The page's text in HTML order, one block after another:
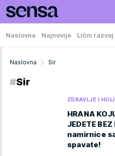
Naslovna Najnovije Lični razvoj
Naslovna Sir
#Sir
ZDRAVLJE I
HRANA
JEDETE
namirnice
spavate!